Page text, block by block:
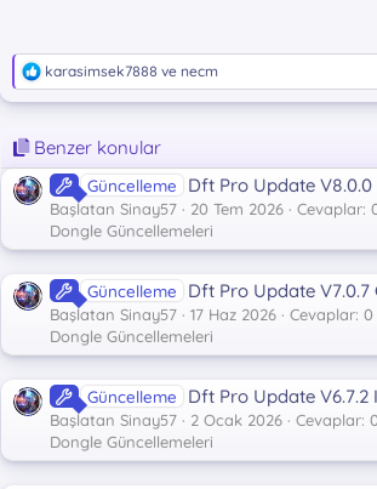
T
e
p
i
l
karasimsek7888 ve necm
Benzer konular
Güncelleme Dft Pro Update V8.0.0
Başlatan Sinay57 20 Tem 2026
Cevaplar:
Dongle Güncellemeleri
Güncelleme Dft Pro Update V7.0.7
Başlatan Sinay57 17 Haz 2026
Cevaplar: 0
Dongle Güncellemeleri
Güncelleme Dft Pro Update V6.7.2
Başlatan Sinay57 2 Ocak 2026
Cevaplar: 0
Dongle Güncellemeleri